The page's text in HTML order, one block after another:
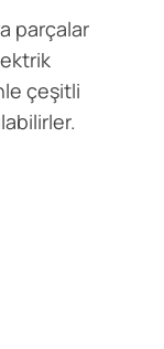
parçalar
çeşitli